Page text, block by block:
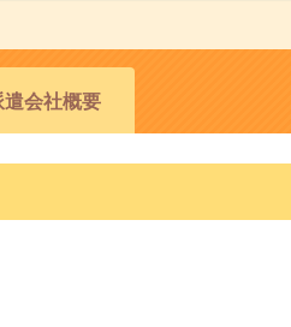
遣会社概要